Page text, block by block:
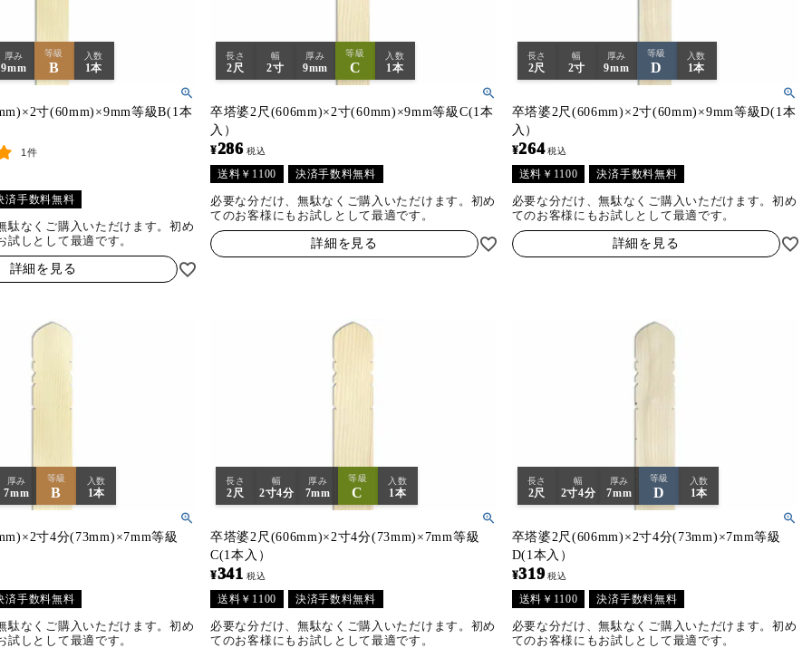
厚み
9mm
等級
B
入数
1本
寸(60mm)×9mm等級B(1本
1件
済手数料無料
駄なくご購入いただけます。初め
試しとして最適です。
詳細を見る
長さ
2尺
幅
2寸
厚み
9mm
等級
C
入数
1本
卒塔婆2尺(606mm)×2寸(60mm)×9mm等級C(1本
入）
¥286 税込
送料￥1100 決済手数料無料
必要な分だけ、無駄なくご購入いただけます。初め
てのお客様にもお試しとして最適です。
詳細を見る
長さ
2尺
幅
2寸
厚み
9mm
等級
D
入数
1本
卒塔婆2尺(606mm)×2寸(60mm)×9mm等級D(1本
入）
¥264 税込
送料￥1100 決済手数料無料
必要な分だけ、無駄なくご購入いただけます。初め
てのお客様にもお試しとして最適です。
詳細を見る
厚み
7mm
等級
B
入数
1本
寸4分(73mm)×7mm等級
済手数料無料
駄なくご購入いただけます。初め
試しとして最適です。
長さ
2尺
幅
2寸4分
厚み
7mm
等級
C
入数
1本
卒塔婆2尺(606mm)×2寸4分(73mm)×7mm等級
C(1本入）
¥341 税込
送料￥1100 決済手数料無料
必要な分だけ、無駄なくご購入いただけます。初め
てのお客様にもお試しとして最適です。
長さ
2尺
幅
2寸4分
厚み
7mm
等級
D
入数
1本
卒塔婆2尺(606mm)×2寸4分(73mm)×7mm等級
D(1本入）
¥319 税込
送料￥1100 決済手数料無料
必要な分だけ、無駄なくご購入いただけます。初め
てのお客様にもお試しとして最適です。